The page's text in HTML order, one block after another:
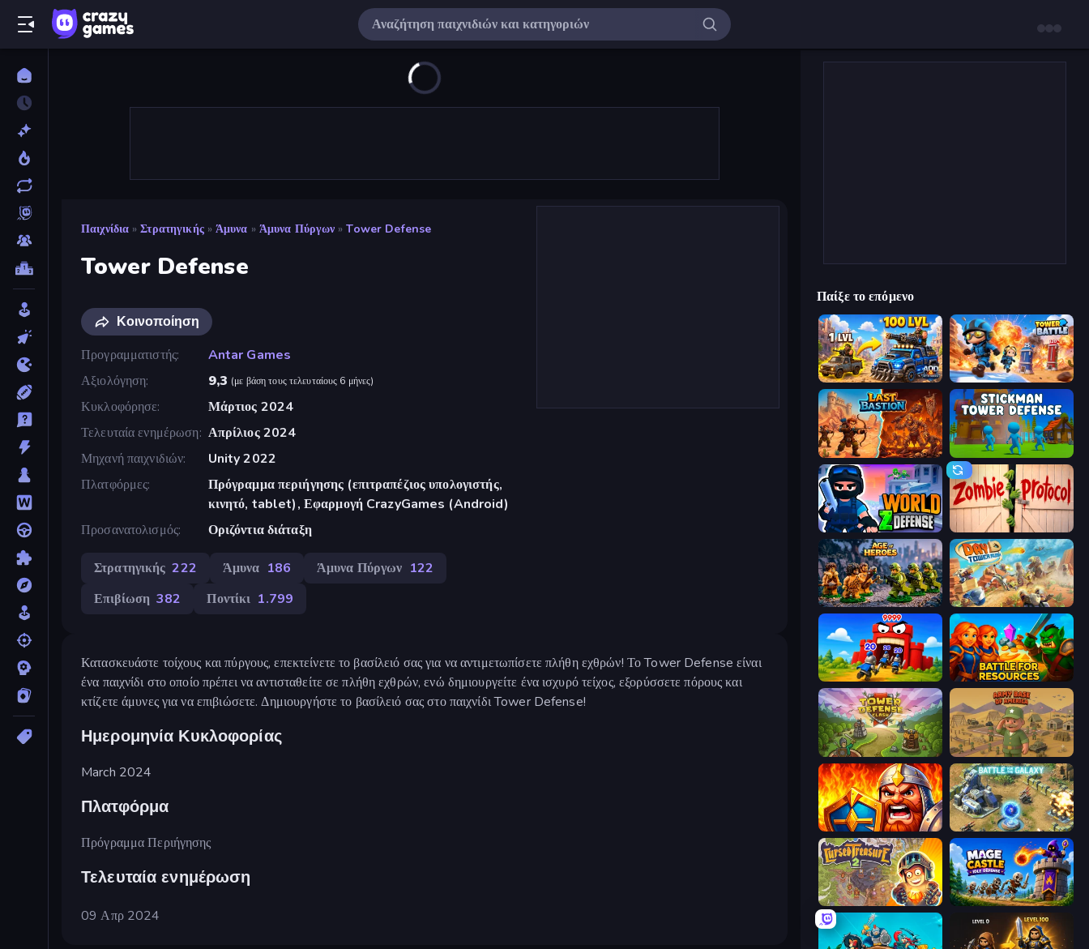
Παιχνίδια » Στρατηγικής » Άμυνα » Άμυνα Πύργων » Tower Defense
Tower Defense
Κοινοποίηση
Προγραμματιστής
Antar Games
Αξιολόγηση
9,3 (με βάση τους τελευταίους 6 μήνες)
Κυκλοφόρησε
Μάρτιος 2024
Τελευταία ενημέρωση Απρίλιος 2024
Μηχανή παιχνιδιών
Unity 2022
Πλατφόρμες
Πρόγραμμα περιήγησης (επιτραπέζιος υπολογιστής,
κινητό, tablet), Εφαρμογή CrazyGames (Android)
Προσανατολισμός
Οριζόντια διάταξη
Στρατηγικής 222 Άμυνα 186 Άμυνα Πύργων 122
Επιβίωση 382 Ποντίκι 1.799
Κατασκευάστε τοίχους και πύργους, επεκτείνετε το βασίλειό σας για να αντιμετωπίσετε πλήθη εχθρών! Το Tower Defense είναι
ένα παιχνίδι στο οποίο πρέπει να αντισταθείτε σε πλήθη εχθρών, ενώ δημιουργείτε ένα ισχυρό τείχος, εξορύσσετε πόρους και
κτίζετε άμυνες για να επιβιώσετε. Δημιουργήστε το βασίλειό σας στο παιχνίδι Tower Defense!
Ημερομηνία Κυκλοφορίας
March 2024
Πλατφόρμα
Πρόγραμμα Περιήγησης
Τελευταία ενημέρωση
09 Απρ 2024
Παίξε το επόμενο
AOD - Art Of Defense Tower Battle
Last Bastion
World Z Defense - Zombie Defense Zombie Protocol
Age of Heroes Day D Tower Rush
TimeWarriors Battle for Resources
Tower Defense Clash Army Base Of America
WarLink: Crown & Clash Battle for the Galaxy
Cursed Treasure 2 Mage Castle Idle Defense